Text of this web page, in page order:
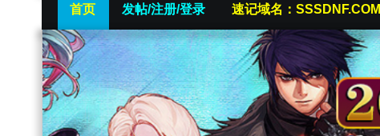
首页 发帖/注册/登录 速记域名：SSSDNF.COM